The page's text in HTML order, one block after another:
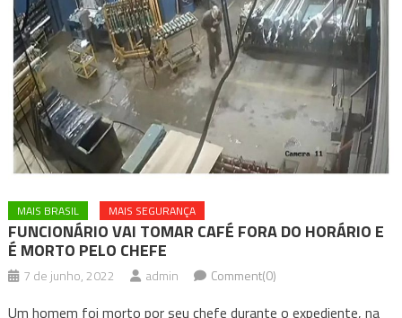
MAIS BRASIL MAIS SEGURANÇA
FUNCIONÁRIO VAI TOMAR CAFÉ FORA DO HORÁRIO E
É MORTO PELO CHEFE
7 de junho, 2022 admin Comment(0)
Um homem foi morto por seu chefe durante o expediente, na